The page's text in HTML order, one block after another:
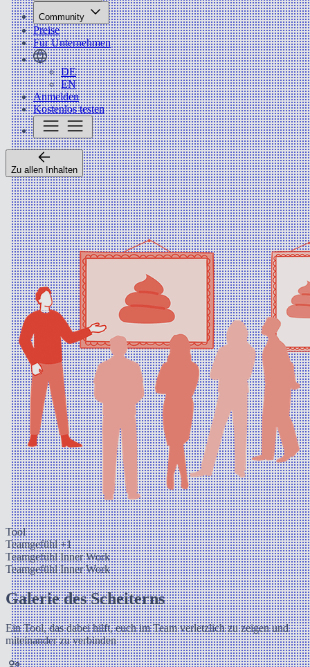
Community
Preise
Für Unternehmen
DE
EN
Anmelden
Kostenlos testen
Zu allen Inhalten
Tool
Teamgefühl+1
TeamgefühlInner Work
TeamgefühlInner Work
Galerie des Scheiterns
Ein Tool, das dabei hilft, euch im Team verletzlich zu zeigen und
miteinander zu verbinden